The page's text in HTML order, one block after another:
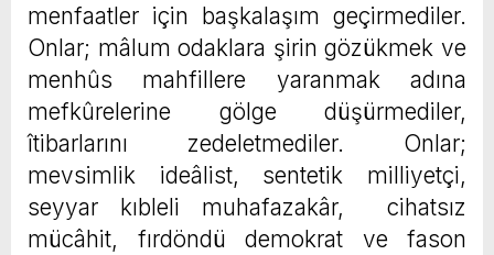
menfaatler için başkalaşım geçirmediler.
Onlar; mâlum odaklara şirin gözükmek ve
menhûs mahfillere yaranmak adına
mefkûrelerine gölge düşürmediler,
îtibarlarını zedeletmediler. Onlar;
mevsimlik ideâlist, sentetik milliyetçi,
seyyar kıbleli muhafazakâr, cihatsız
mücâhit, fırdöndü demokrat ve fason